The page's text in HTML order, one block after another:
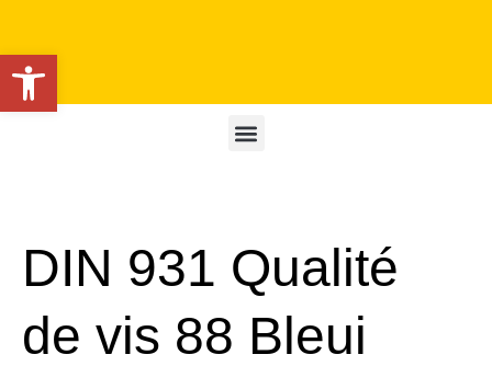
DIN 931 Qualité
de vis 88 Bleui
Ouvrir la barre d’outils